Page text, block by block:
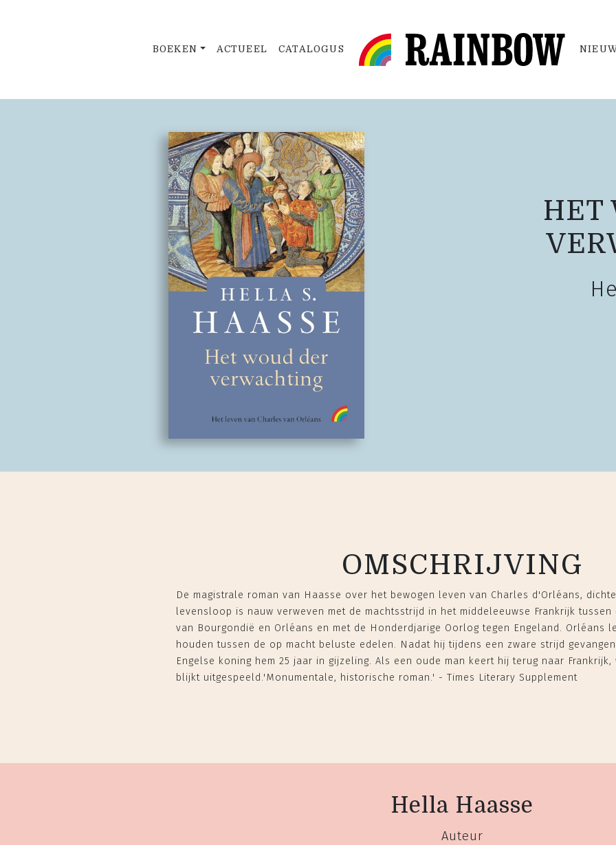
BOEKEN ACTUEEL CATALOGUS
HET
OMSCHRIJVING
De magistrale roman van Haasse over het bewogen leven van Charles d'Orléans,
levensloop is nauw verweven met de machtsstrijd in het middeleeuwse Frankrijk
van Bourgondië en Orléans en met de Honderdjarige Oorlog tegen Engeland. Orléans
houden tussen de op macht beluste edelen. Nadat hij tijdens een zware strijd
Engelse koning hem 25 jaar in gijzeling. Als een oude man keert hij terug naar
blijkt uitgespeeld.'Monumentale, historische roman.' - Times Literary Supplement
Hella Haasse
Auteur